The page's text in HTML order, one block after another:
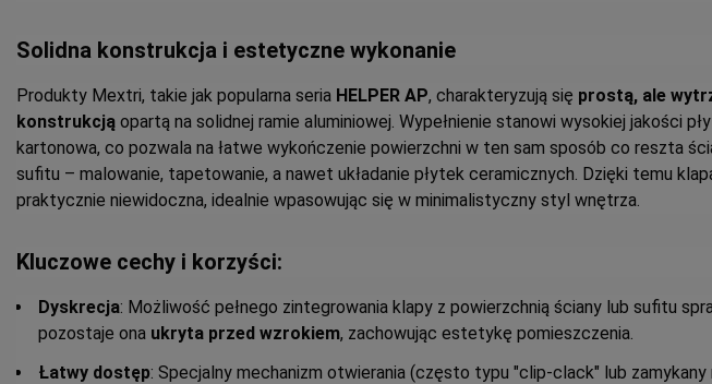
Solidna konstrukcja i estetyczne wykonanie
Produkty Mextri, takie jak popularna seria HELPER AP, charakteryzują się prostą, ale
konstrukcją opartą na solidnej ramie aluminiowej. Wypełnienie stanowi wysokiej jakości
kartonowa, co pozwala na łatwe wykończenie powierzchni w ten sam sposób co reszta
sufitu – malowanie, tapetowanie, a nawet układanie płytek ceramicznych. Dzięki temu
praktycznie niewidoczna, idealnie wpasowując się w minimalistyczny styl wnętrza.
Kluczowe cechy i korzyści:
Dyskrecja: Możliwość pełnego zintegrowania klapy z powierzchnią ściany lub sufitu
pozostaje ona ukryta przed wzrokiem, zachowując estetykę pomieszczenia.
Łatwy dostęp: Specjalny mechanizm otwierania (często typu "clip-clack" lub zamykany